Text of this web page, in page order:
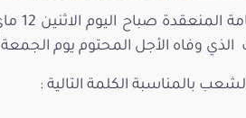
وفاه الأجل المحتوم يوم الجمعة 9 ماي 2025.
بالمناسبة الكلمة التالية :